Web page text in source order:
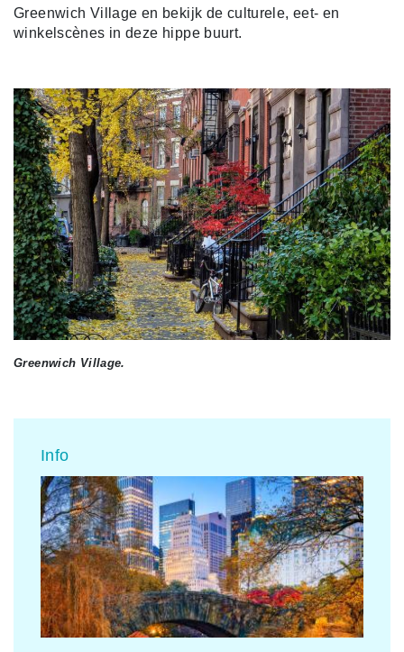
Greenwich Village en bekijk de culturele, eet- en
winkelscènes in deze hippe buurt.
Greenwich Village.
Info